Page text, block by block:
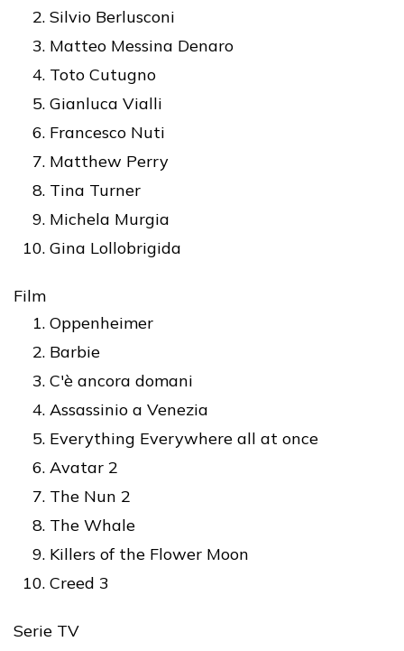
Silvio Berlusconi
Matteo Messina Denaro
Toto Cutugno
Gianluca Vialli
Francesco Nuti
Matthew Perry
Tina Turner
Michela Murgia
Gina Lollobrigida
Film
Oppenheimer
Barbie
C'è ancora domani
Assassinio a Venezia
Everything Everywhere all at once
Avatar 2
The Nun 2
The Whale
Killers of the Flower Moon
Creed 3
Serie TV